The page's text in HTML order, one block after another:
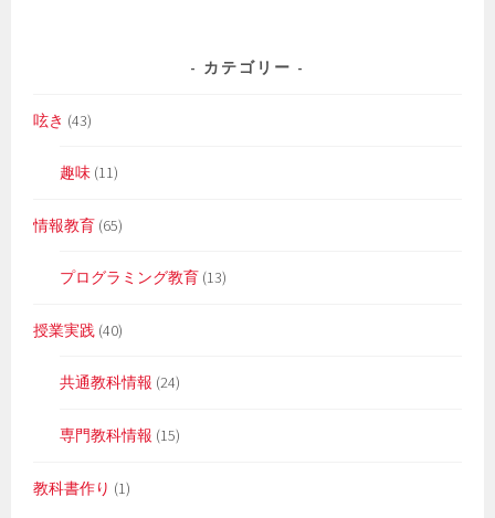
カテゴリー
呟き (43)
趣味 (11)
情報教育 (65)
プログラミング教育 (13)
授業実践 (40)
共通教科情報 (24)
専門教科情報 (15)
教科書作り (1)